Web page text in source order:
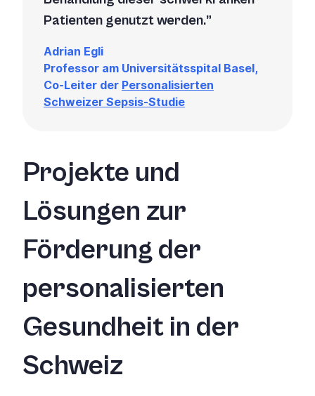
Patienten genutzt werden.
Adrian Egli
Professor am Universitätsspital Basel,
Co-Leiter der Personalisierten
Schweizer Sepsis-Studie
Projekte und
Lösungen zur
Förderung der
personalisierten
Gesundheit in der
Schweiz